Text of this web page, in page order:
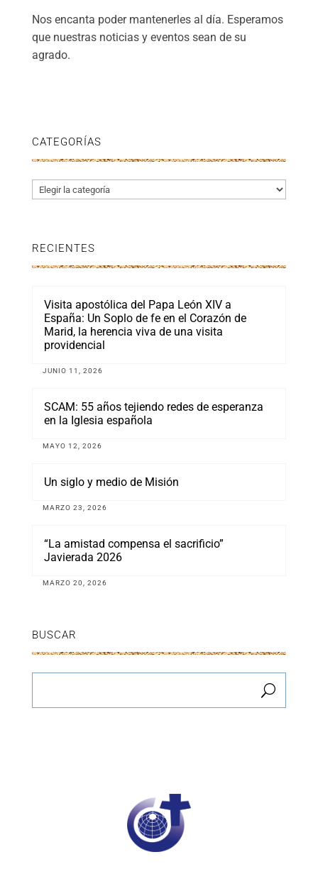
Nos encanta poder mantenerles al día. Esperamos
que nuestras noticias y eventos sean de su
agrado.
CATEGORÍAS
Categorías
RECIENTES
Visita apostólica del Papa León XIV a
España: Un Soplo de fe en el Corazón de
Marid, la herencia viva de una visita
providencial
JUNIO 11, 2026
SCAM: 55 años tejiendo redes de esperanza
en la Iglesia española
MAYO 12, 2026
Un siglo y medio de Misión
MARZO 23, 2026
“La amistad compensa el sacrificio”
Javierada 2026
MARZO 20, 2026
BUSCAR